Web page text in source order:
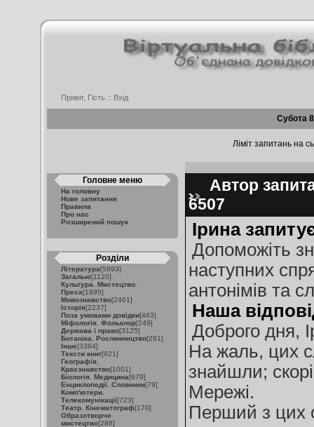
Привіт, Гість :: Вхід
Субота
Ліміт запитань на
Головне меню
На головну
Нове запитання
Правила
Про нас
Розширений пошук
Розділи
Література[5993]
Загальні[1120]
Культура. Мистецтво.
Преса[1895]
Мовознавство[2461]
Історія[2237]
Поза умовами довідки[463]
Міфологія. Фольклор[249]
Держава і право[3125]
Ботаніка. Рослинництво[291]
Інше[3364]
Тексти книг[921]
Географія.
Краєзнавство[1001]
Біологія. Медицина[679]
Енциклопедії. Словники[79]
Комп'ютери.
Телекомунікації[723]
Театр. Кінематограф[170]
Образотворче
мистецтво[288]
Автор
6507
Ірина
Допоможіть
наступних
антонімів та
Наша
Доброго дня,
На жаль, цих
знайшли;
Мережі.
Перший з цих